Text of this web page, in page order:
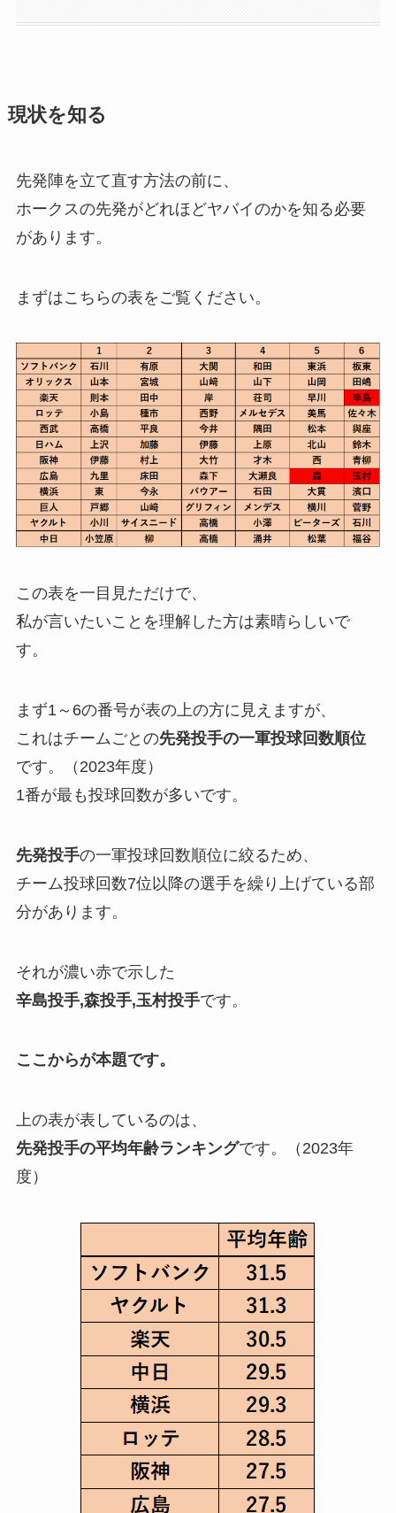
現状を知る
先発陣を立て直す方法の前に、
ホークスの先発がどれほどヤバイのかを知る必要
があります。
まずはこちらの表をご覧ください。
この表を一目見ただけで、
私が言いたいことを理解した方は素晴らしいで
す。
まず1～6の番号が表の上の方に見えますが、
これはチームごとの先発投手の一軍投球回数順位
です。（2023年度）
1番が最も投球回数が多いです。
先発投手の一軍投球回数順位に絞るため、
チーム投球回数7位以降の選手を繰り上げている部
分があります。
それが濃い赤で示した
辛島投手,森投手,玉村投手です。
ここからが本題です。
上の表が表しているのは、
先発投手の平均年齢ランキングです。（2023年
度）